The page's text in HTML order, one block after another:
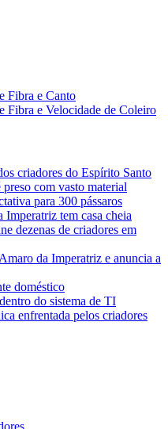
Fibra e Canto
Fibra e Velocidade de Coleiro
criadores do Espírito Santo
com vasto material
para 300 pássaros
tem casa cheia
dezenas de criadores em
da Imperatriz e anuncia a
doméstico
do sistema de TI
enfrentada pelos criadores